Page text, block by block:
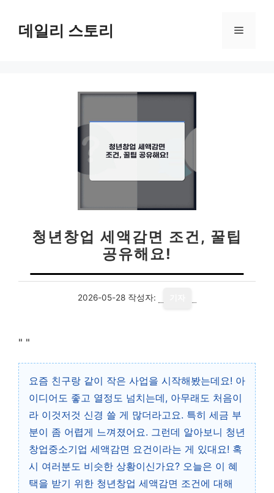
데일리 스토리 메
청년창업 세액감면 조건, 꿀팁
공유해요!
2026-05-28 작성자:
" "
요즘 친구랑 같이 작은 사업을 시작해봤는데요! 아
이디어도 좋고 열정도 넘치는데, 아무래도 처음이
라 이것저것 신경 쓸 게 많더라고요. 특히 세금 부
분이 좀 어렵게 느껴졌어요. 그런데 알아보니 청년
창업중소기업 세액감면 요건이라는 게 있대요! 혹
시 여러분도 비슷한 상황이신가요? 오늘은 이 혜
택을 받기 위한 청년창업 세액감면 조건에 대해